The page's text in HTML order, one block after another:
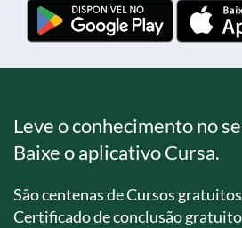
Leve o conhecimento no
Baixe o aplicativo Cursa.
São centenas de Cursos
Certificado de conclusão gratuito